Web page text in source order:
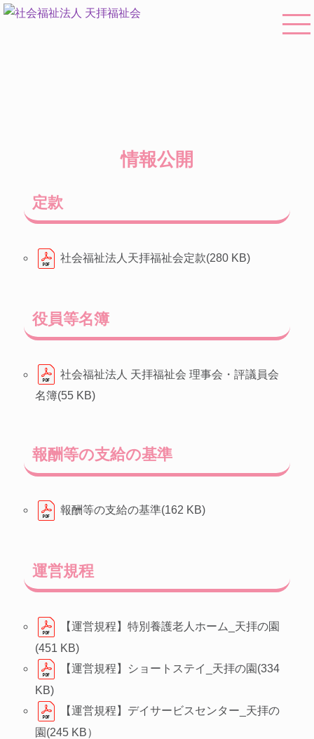
情報公開
定款
社会福祉法人天拝福祉会定款(280 KB)
役員等名簿
社会福祉法人 天拝福祉会 理事会・評議員会
名簿(55 KB)
報酬等の支給の基準
報酬等の支給の基準(162 KB)
運営規程
【運営規程】特別養護老人ホーム_天拝の園
(451 KB)
【運営規程】ショートステイ_天拝の園(334
KB)
【運営規程】デイサービスセンター_天拝の
園(245 KB）